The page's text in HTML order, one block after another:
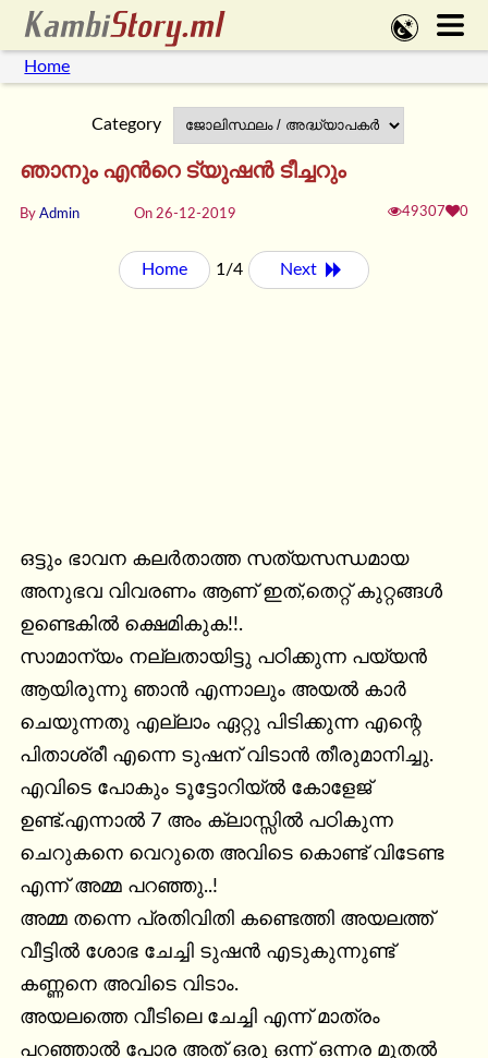
Home
Category
ഞാനും എന്‍റെ ട്യുഷന്‍ ടീച്ചറും
By Admin On 26-12-2019 49307 0
Home 1/4 Next
ഒട്ടും ഭാവന കലര്‍താത്ത സത്യസന്ധമായ
അനുഭവ വിവരണം ആണ് ഇത്,തെറ്റ് കുറ്റങ്ങള്‍
ഉണ്ടെകില്‍ ക്ഷെമികുക!!.
സാമാന്യം നല്ലതായിട്ടു പഠിക്കുന്ന പയ്യന്‍
ആയിരുന്നു ഞാന്‍ എന്നാലും അയല്‍ കാര്‍
ചെയുന്നതു എല്ലാം ഏറ്റു പിടിക്കുന്ന എന്റെ
പിതാശ്രീ എന്നെ ടുഷന് വിടാന്‍ തീരുമാനിച്ചു.
എവിടെ പോകും ടൂട്ടോറിയ്ല്‍ കോളേജ്
ഉണ്ട്.എന്നാല്‍ 7 അം ക്ലാസ്സില്‍ പഠികുന്ന
ചെറുകനെ വെറുതെ അവിടെ കൊണ്ട് വിടേണ്ട
എന്ന് അമ്മ പറഞ്ഞു..!
അമ്മ തന്നെ പ്രതിവിതി കണ്ടെത്തി അയലത്ത്
വീട്ടില്‍ ശോഭ ചേച്ചി ടുഷന്‍ എടുകുന്നുണ്ട്
കണ്ണനെ അവിടെ വിടാം.
അയലത്തെ വീടിലെ ചേച്ചി എന്ന് മാത്രം
പറഞ്ഞാല്‍ പോര അത് ഒരു ഒന്ന് ഒന്നര മുതല്‍